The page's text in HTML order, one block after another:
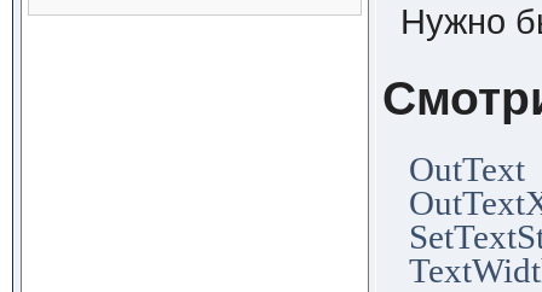
Нужно
OutText